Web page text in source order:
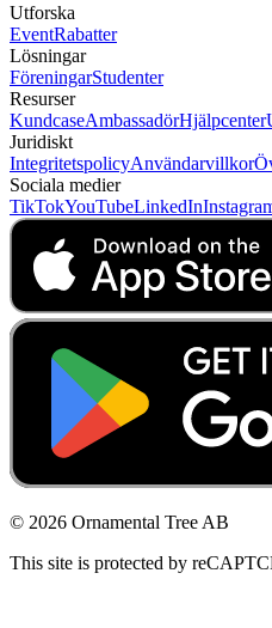
Utforska
EventRabatter
Lösningar
FöreningarStudenter
Resurser
KundcaseAmbassadörHjälpcenter
Juridiskt
IntegritetspolicyAnvändarvillkor
Sociala medier
TikTokYouTubeLinkedIn
© 2026 Ornamental Tree AB
This site is protected by